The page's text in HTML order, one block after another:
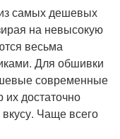
дом
самых дешевых
на невысокую
весьма
Для обшивки
современные
достаточно
Чаще всего